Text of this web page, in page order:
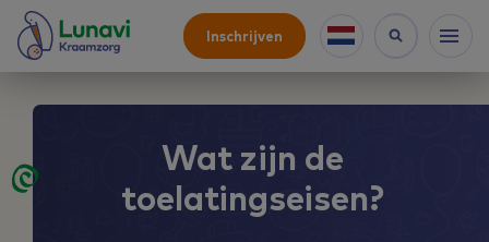
Inschrijven
Wat zijn de
toelatingseisen?